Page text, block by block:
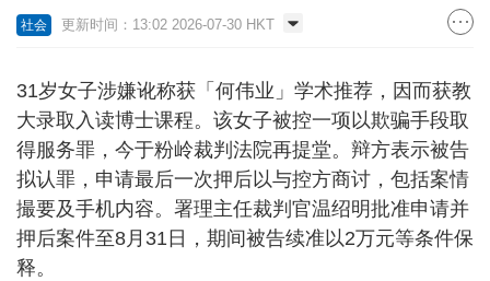
社会 更新时间：13:02 2026-07-30 HKT
31岁女子涉嫌讹称获「何伟业」学术推荐，因而获教
大录取入读博士课程。该女子被控一项以欺骗手段取
得服务罪，今于粉岭裁判法院再提堂。辩方表示被告
拟认罪，申请最后一次押后以与控方商讨，包括案情
撮要及手机内容。署理主任裁判官温绍明批准申请并
押后案件至8月31日，期间被告续准以2万元等条件保
释。